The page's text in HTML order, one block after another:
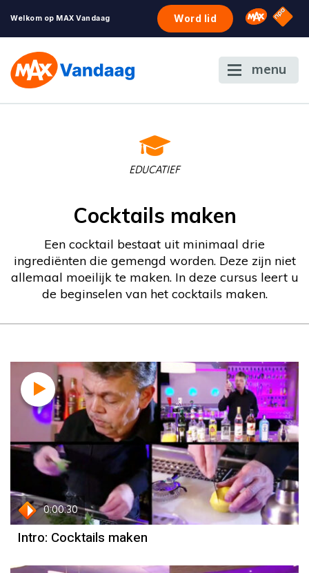
Welkom op MAX Vandaag Word lid Omroep
NPO
menu
EDUCATIEF
Cocktails maken
Een cocktail bestaat uit minimaal drie
ingrediënten die gemengd worden. Deze zijn niet
allemaal moeilijk te maken. In deze cursus leert u
de beginselen van het cocktails maken.
0:00:30
Intro: Cocktails maken